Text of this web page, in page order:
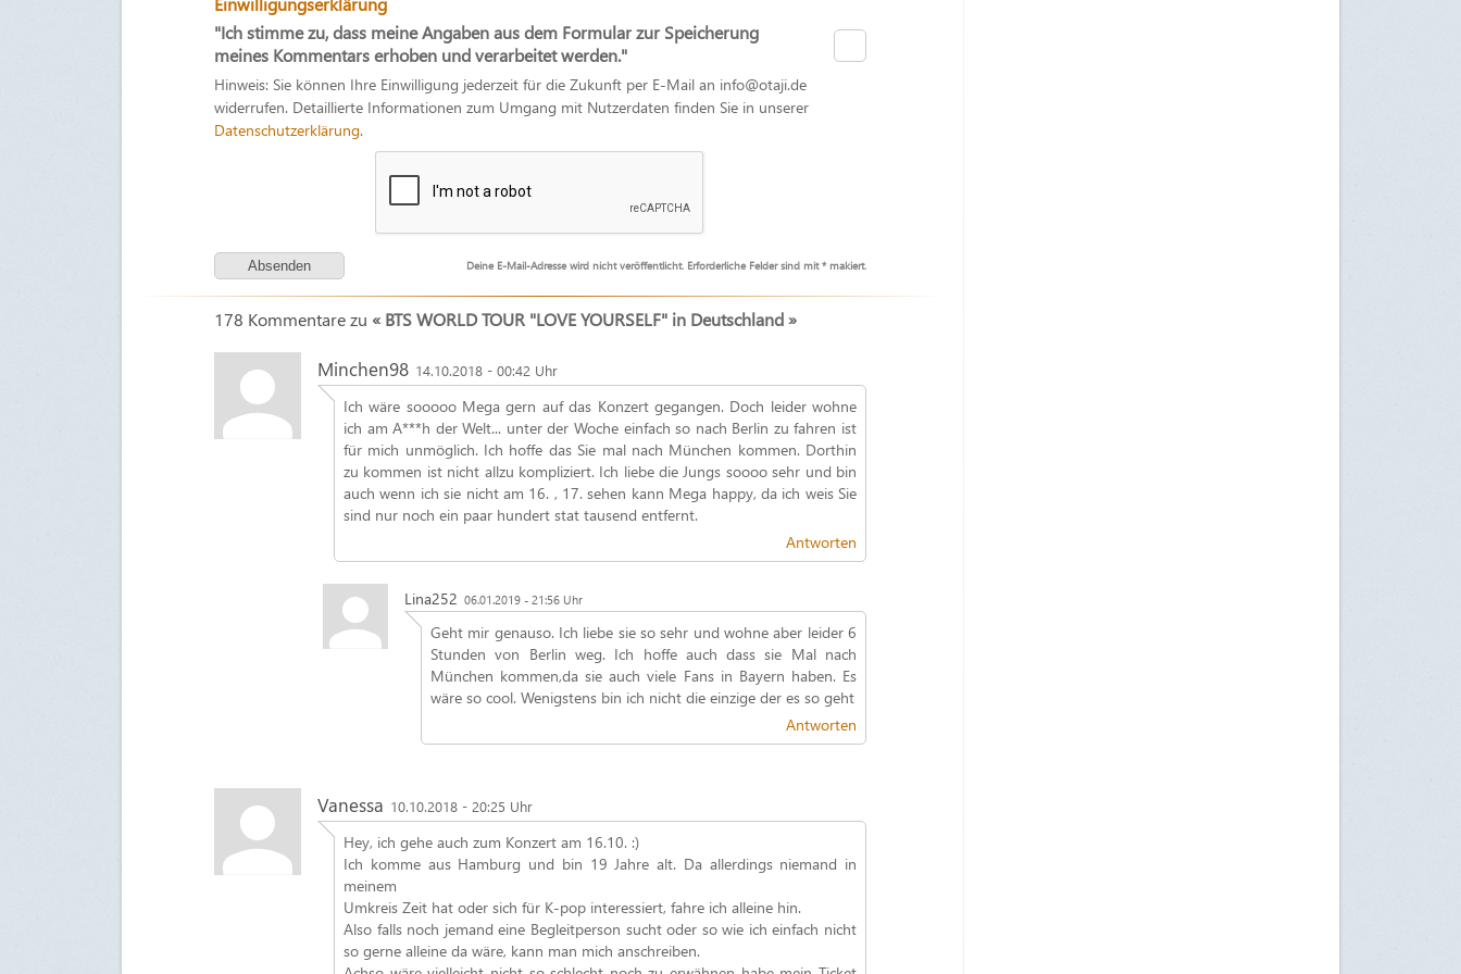
"Ich stimme zu, dass meine Angaben aus dem Formular zur Speicherung
meines Kommentars erhoben und verarbeitet werden."
Hinweis: Sie können Ihre Einwilligung jederzeit für die Zukunft per E-Mail an info@otaji.de
widerrufen. Detaillierte Informationen zum Umgang mit Nutzerdaten finden Sie in unserer
Datenschutzerklärung.
Deine E-Mail-Adresse wird nicht veröffentlicht. Erforderliche Felder sind mit * makiert.
178 Kommentare zu « BTS WORLD TOUR "LOVE YOURSELF" in Deutschland »
Minchen98 14.10.2018 - 00:42 Uhr
Ich wäre sooooo Mega gern auf das Konzert gegangen. Doch leider wohne
ich am A***h der Welt... unter der Woche einfach so nach Berlin zu fahren ist
für mich unmöglich. Ich hoffe das Sie mal nach München kommen. Dorthin
zu kommen ist nicht allzu kompliziert. Ich liebe die Jungs soooo sehr und bin
auch wenn ich sie nicht am 16. , 17. sehen kann Mega happy, da ich weis Sie
sind nur noch ein paar hundert stat tausend entfernt.
Antworten
Lina252 06.01.2019 - 21:56 Uhr
Geht mir genauso. Ich liebe sie so sehr und wohne aber leider 6
Stunden von Berlin weg. Ich hoffe auch dass sie Mal nach
München kommen,da sie auch viele Fans in Bayern haben. Es
wäre so cool. Wenigstens bin ich nicht die einzige der es so geht
Antworten
Vanessa 10.10.2018 - 20:25 Uhr
Hey, ich gehe auch zum Konzert am 16.10. :)
Ich komme aus Hamburg und bin 19 Jahre alt. Da allerdings niemand in
meinem
Umkreis Zeit hat oder sich für K-pop interessiert, fahre ich alleine hin.
Also falls noch jemand eine Begleitperson sucht oder so wie ich einfach nicht
so gerne alleine da wäre, kann man mich anschreiben.